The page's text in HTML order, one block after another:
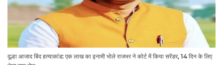
दूल्हा आजाद बिंद हत्याकांड: एक लाख का इनामी भोले राजभर ने कोर्ट में किया सरेंडर, 14 दिन के लिए